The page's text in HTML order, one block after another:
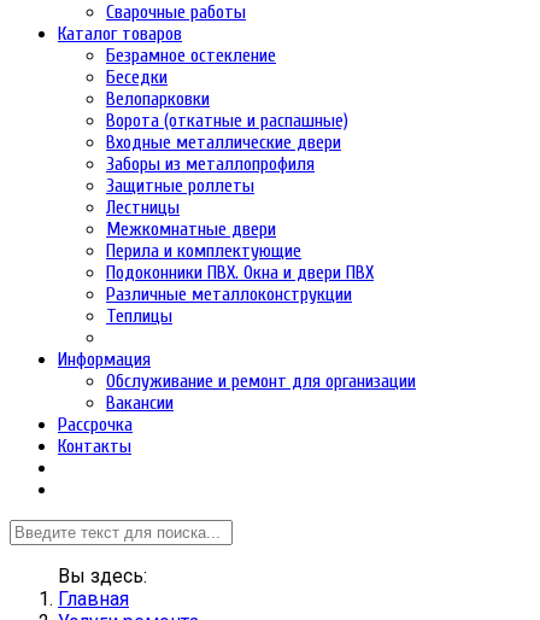
Сварочные работы
Каталог товаров
Безрамное остекление
Беседки
Велопарковки
Ворота (откатные и распашные)
Входные металлические двери
Заборы из металлопрофиля
Защитные роллеты
Лестницы
Межкомнатные двери
Перила и комплектующие
Подоконники ПВХ. Окна и двери ПВХ
Различные металлоконструкции
Теплицы
Информация
Обслуживание и ремонт для организации
Вакансии
Рассрочка
Контакты
Вы здесь:
Главная